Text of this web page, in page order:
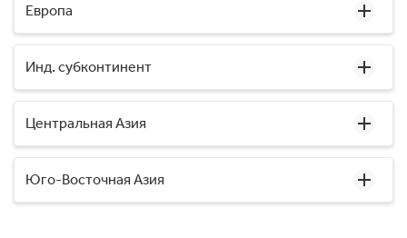
Европа
Инд. субконтинент
Центральная Азия
Юго-Восточная Азия